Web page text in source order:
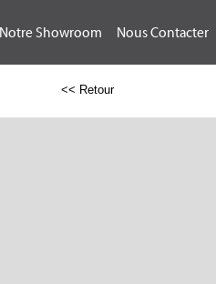
Notre Showroom Nous Contacter
<< Retour